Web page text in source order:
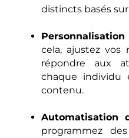
distincts basés
cela, ajustez vos
répondre aux
chaque individu
contenu.
Automatisation
programmez